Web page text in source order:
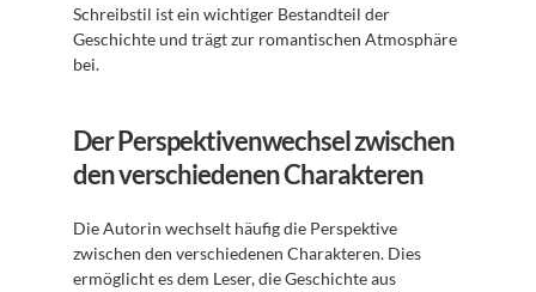
Schreibstil ist ein wichtiger Bestandteil der
Geschichte und trägt zur romantischen Atmosphäre
bei.
Der Perspektivenwechsel zwischen
den verschiedenen Charakteren
Die Autorin wechselt häufig die Perspektive
zwischen den verschiedenen Charakteren. Dies
ermöglicht es dem Leser, die Geschichte aus